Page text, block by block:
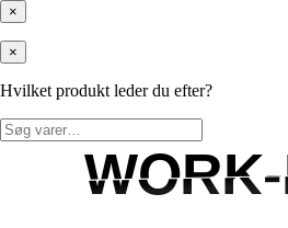
×
×
Hvilket produkt leder du efter?
Søg
efter: